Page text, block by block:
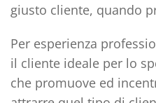
giusto cliente, quando
Per esperienza
il cliente ideale per lo
che promuove ed